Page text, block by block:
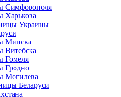
Симфорополя
Харькова
Украины
Минска
Витебска
Гомеля
Гродно
Могилева
Беларуси